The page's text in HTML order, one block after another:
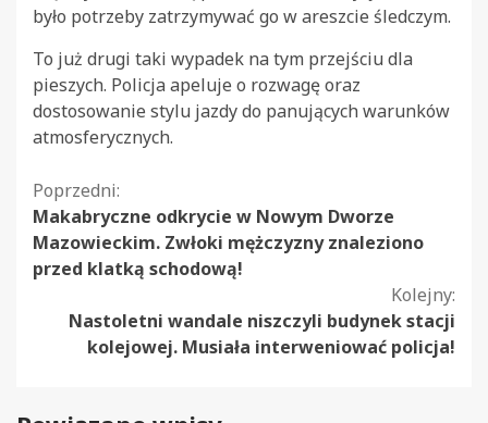
było potrzeby zatrzymywać go w areszcie śledczym.
To już drugi taki wypadek na tym przejściu dla
pieszych. Policja apeluje o rozwagę oraz
dostosowanie stylu jazdy do panujących warunków
atmosferycznych.
Kontynuuj
czytanie
Poprzedni:
Makabryczne odkrycie w Nowym Dworze
Mazowieckim. Zwłoki mężczyzny znaleziono
przed klatką schodową!
Kolejny:
Nastoletni wandale niszczyli budynek stacji
kolejowej. Musiała interweniować policja!